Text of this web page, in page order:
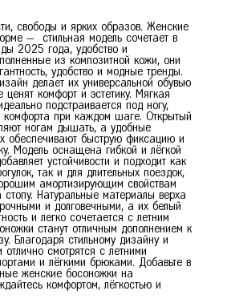
свободы и ярких образов. Женские
— стильная модель сочетает в
2025 года, удобство и
из композитной кожи, они
удобство и модные тренды.
делает их универсальной обувью
комфорт и эстетику. Мягкая
подстраивается под ногу,
при каждом шаге. Открытый
ногам дышать, а удобные
обеспечивают быструю фиксацию и
Модель оснащена гибкой и лёгкой
устойчивости и подходит как
так и для длительных поездок,
амортизирующим свойствам
стопу. Натуральные материалы верха
и долговечными, а их белый
и легко сочетается с летним
станут отличным дополнением к
Благодаря стильному дизайну и
смотрятся с летними
и лёгкими брюками. Добавьте в
женские босоножки на
комфортом, лёгкостью и
37 38 39 40